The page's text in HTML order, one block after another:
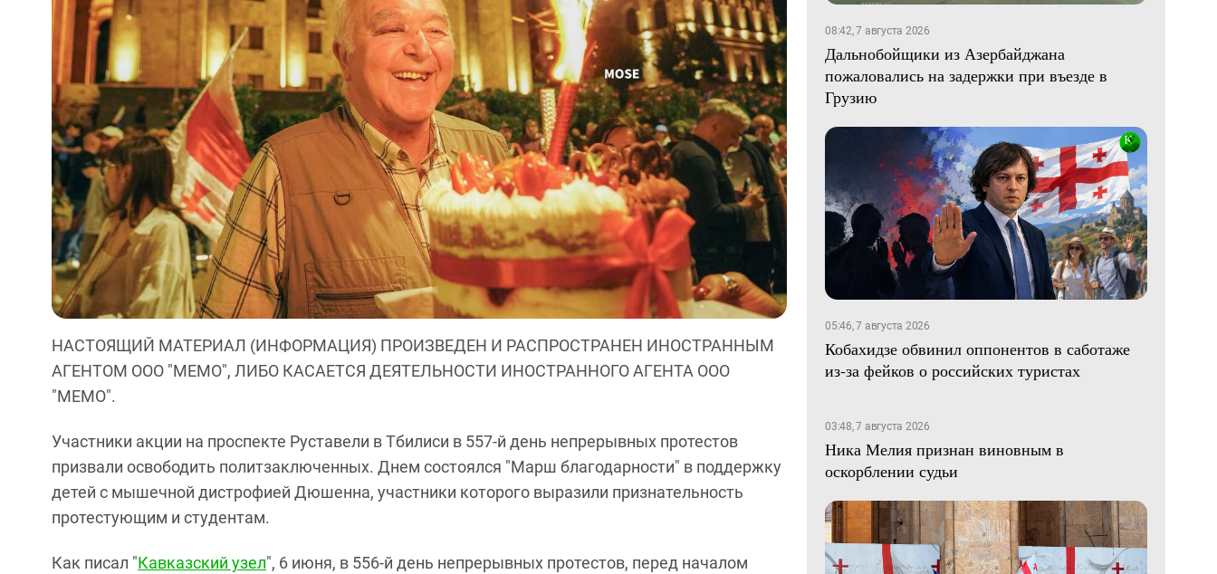
НАСТОЯЩИЙ МАТЕРИАЛ (ИНФОРМАЦИЯ) ПРОИЗВЕДЕН И РАСПРОСТРАНЕН ИНОСТРАННЫМ
АГЕНТОМ ООО "МЕМО", ЛИБО КАСАЕТСЯ ДЕЯТЕЛЬНОСТИ ИНОСТРАННОГО АГЕНТА ООО
"МЕМО".
Участники акции на проспекте Руставели в Тбилиси в 557-й день непрерывных протестов
призвали освободить политзаключенных. Днем состоялся "Марш благодарности" в поддержку
детей с мышечной дистрофией Дюшенна, участники которого выразили признательность
протестующим и студентам.
Как писал "Кавказский узел", 6 июня, в 556-й день непрерывных протестов, перед началом
08:42, 7 августа 2026
Дальнобойщики из Азербайджана
пожаловались на задержки при въезде в
Грузию
05:46, 7 августа 2026
Кобахидзе обвинил оппонентов в саботаже
из-за фейков о российских туристах
03:48, 7 августа 2026
Ника Мелия признан виновным в
оскорблении судьи